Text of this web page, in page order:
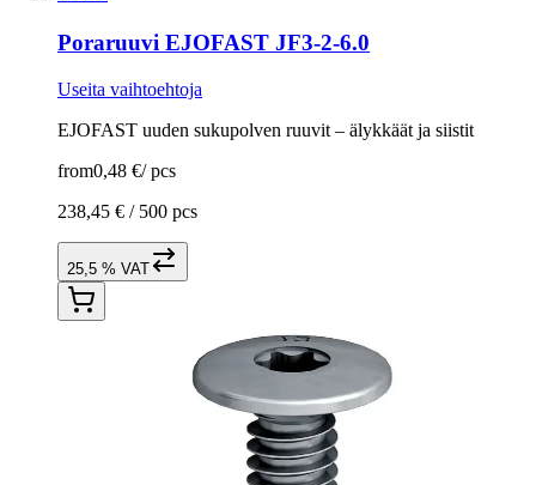
Poraruuvi EJOFAST JF3-2-6.0
Useita vaihtoehtoja
EJOFAST uuden sukupolven ruuvit – älykkäät ja siistit
from0,48 €/ pcs
238,45 € / 500 pcs
25,5 % VAT